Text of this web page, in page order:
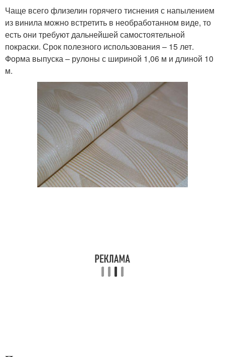
Чаще всего флизелин горячего тиснения с напылением
из винила можно встретить в необработанном виде, то
есть они требуют дальнейшей самостоятельной
покраски. Срок полезного использования – 15 лет.
Форма выпуска – рулоны с шириной 1,06 м и длиной 10
м.